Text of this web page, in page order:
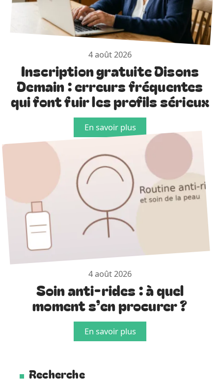
4 août 2026
Inscription gratuite Disons
Demain : erreurs fréquentes
qui font fuir les profils sérieux
En savoir plus
4 août 2026
Soin anti-rides : à quel
moment s’en procurer ?
En savoir plus
Recherche